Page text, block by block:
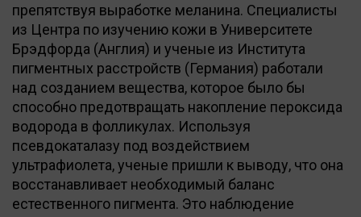
препятствуя выработке меланина. Специалисты
из Центра по изучению кожи в Университете
Брэдфорда (Англия) и ученые из Института
пигментных расстройств (Германия) работали
над созданием вещества, которое было бы
способно предотвращать накопление пероксида
водорода в фолликулах. Используя
псевдокаталазу под воздействием
ультрафиолета, ученые пришли к выводу, что она
восстанавливает необходимый баланс
естественного пигмента. Это наблюдение